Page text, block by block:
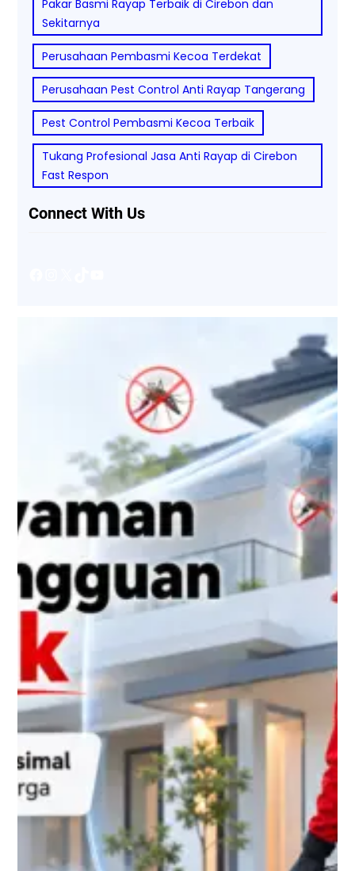
Pakar Basmi Rayap Terbaik di Cirebon dan
Sekitarnya
Perusahaan Pembasmi Kecoa Terdekat
Perusahaan Pest Control Anti Rayap Tangerang
Pest Control Pembasmi Kecoa Terbaik
Tukang Profesional Jasa Anti Rayap di Cirebon
Fast Respon
Connect With Us